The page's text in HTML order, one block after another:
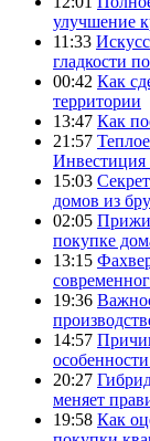
улучшение
11:33
гладкости
00:42 Как
территории
13:47 Как
21:57
Инвестиция
15:03
домов из
02:05
покупке
13:15
19:36
14:57
20:27
меняет
19:58 Как